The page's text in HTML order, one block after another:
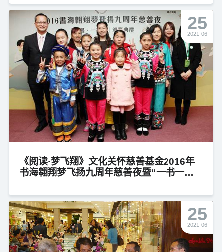
《阅读·梦飞翔》文化关怀慈善基金2016年
书海翱翔梦飞扬九周年慈善夜暨“一书一故
25
2021-06
25
2021-06